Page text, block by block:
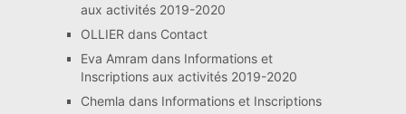
aux activités 2019-2020
OLLIER dans Contact
Eva Amram dans Informations et
Inscriptions aux activités 2019-2020
Chemla dans Informations et Inscriptions